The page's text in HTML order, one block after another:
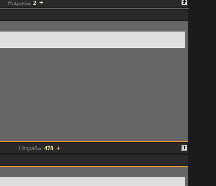
Награды: 2 +
Награды: 478 +